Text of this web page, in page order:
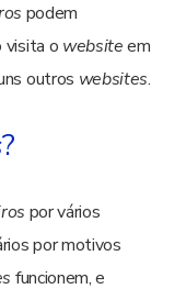
podem
visita o websiteem
outros websites.
?
por vários
por motivos
funcionem, e